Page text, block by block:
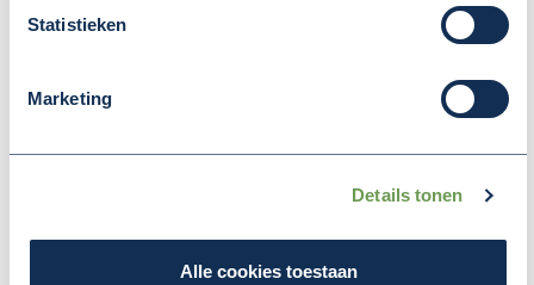
Statistieken
Marketing
Details tonen
Alle cookies toestaan